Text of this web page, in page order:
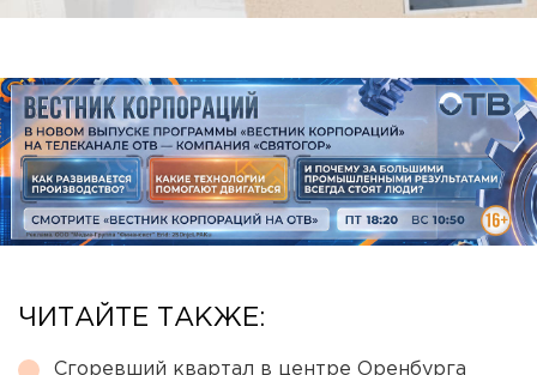
ЧИТАЙТЕ ТАКЖЕ:
Сгоревший квартал в центре Оренбурга